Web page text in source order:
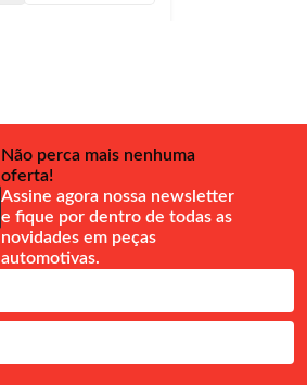
Não perca mais nenhuma
oferta!
Assine agora nossa newsletter
e fique por dentro de todas as
novidades em peças
automotivas.